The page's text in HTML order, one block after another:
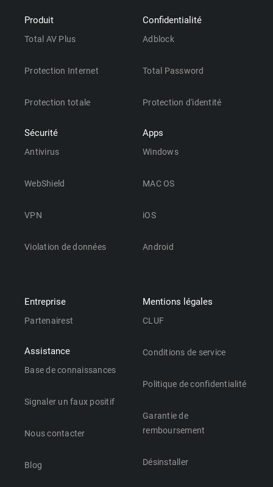
Produit
Total AV Plus
Protection Internet
Protection totale
Sécurité
Antivirus
WebShield
VPN
Violation de données
Confidentialité
Adblock
Total Password
Protection d'identité
Apps
Windows
MAC OS
iOS
Android
Entreprise
Partenairest
Assistance
Base de connaissances
Signaler un faux positif
Nous contacter
Blog
Mentions légales
CLUF
Conditions de service
Politique de confidentialité
Garantie de
remboursement
Désinstaller